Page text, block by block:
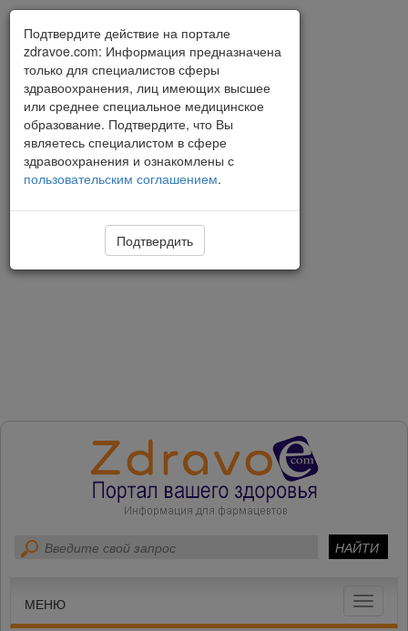
Toggle
МЕНЮ
Подтвердите действие на портале
zdravoe.com: Информация предназначена
только для специалистов сферы
здравоохранения, лиц имеющих высшее
или среднее специальное медицинское
образование. Подтвердите, что Вы
являетесь специалистом в сфере
здравоохранения и ознакомлены с
пользовательским соглашением.
Подтвердить